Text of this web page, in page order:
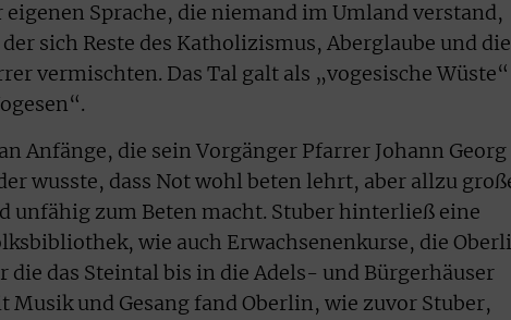
Sprache, die niemand im Umland verstand,
sich Reste des Katholizismus, Aberglaube und die
vermischten. Das Tal galt als „vogesische Wüste“
Anfänge, die sein Vorgänger Pfarrer Johann Georg
wusste, dass Not wohl beten lehrt, aber allzu
unfähig zum Beten macht. Stuber hinterließ eine
wie auch Erwachsenenkurse, die
die das Steintal bis in die Adels- und Bürgerhäuser
Musik und Gesang fand Oberlin, wie zuvor Stuber,